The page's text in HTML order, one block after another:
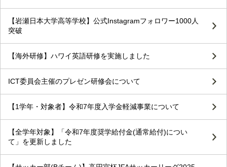
【岩瀬日本大学高等学校】公式Instagramフォロワー1000人
突破
【海外研修】ハワイ英語研修を実施しました
ICT委員会主催のプレゼン研修会について
【1学年・対象者】令和7年度入学金軽減事業について
【全学年対象】「令和7年度奨学給付金(通常給付)につい
て」を更新しました